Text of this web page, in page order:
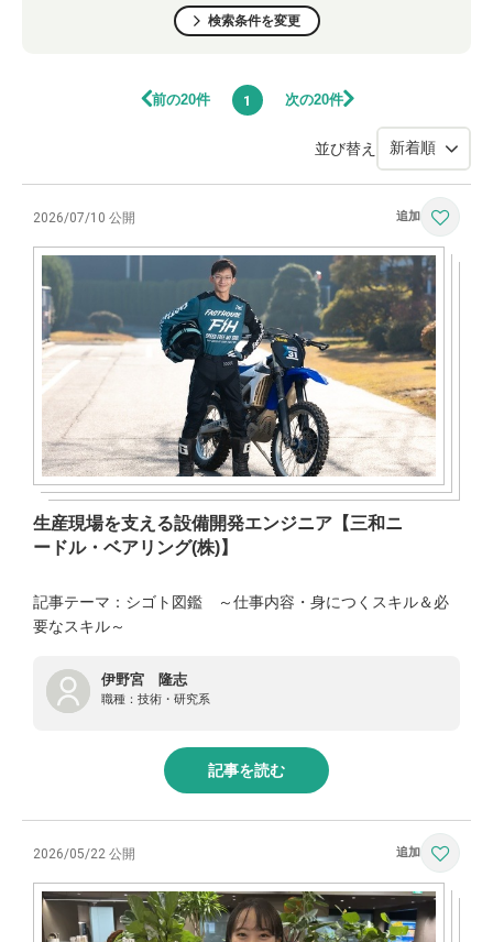
検索条件を変更
前の20件 1 次の20件
並び替え
2026/07/10 公開
生産現場を支える設備開発エンジニア【三和ニ
ードル・ベアリング(株)】
記事テーマ：シゴト図鑑 ～仕事内容・身につくスキル＆必
要なスキル～
伊野宮 隆志
職種： 技術・研究系
記事を読む
2026/05/22 公開